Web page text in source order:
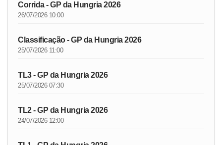
Corrida - GP da Hungria 2026
26/07/2026 10:00
Classificação - GP da Hungria 2026
25/07/2026 11:00
TL3 - GP da Hungria 2026
25/07/2026 07:30
TL2 - GP da Hungria 2026
24/07/2026 12:00